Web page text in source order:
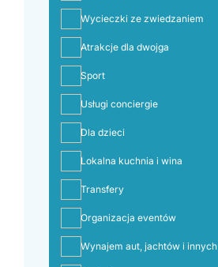
Wycieczki ze zwiedzaniem
Atrakcje dla dwojga
Sport
Usługi conciergie
Dla dzieci
Lokalna kuchnia i wina
Transfery
Organizacja eventów
Wynajem aut, jachtów i innych